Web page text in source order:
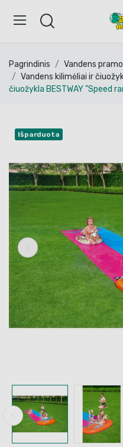
Pagrindinis Vandens
Vandens kilimėliai ir
čiuožykla BESTWAY "Speed
Išparduota